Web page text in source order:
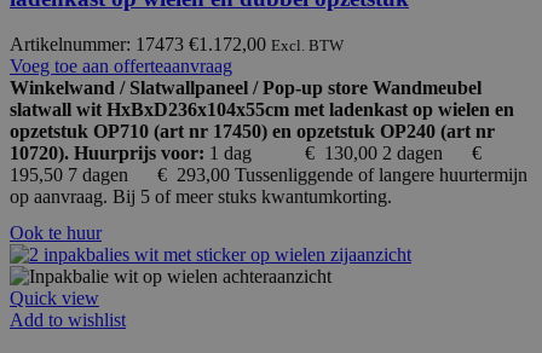
Artikelnummer: 17473 €1.172,00 Excl. BTW
Voeg toe aan offerteaanvraag
Winkelwand / Slatwallpaneel / Pop-up store Wandmeubel
slatwall wit HxBxD236x104x55cm met ladenkast op wielen en
opzetstuk OP710 (art nr 17450) en opzetstuk OP240 (art nr
10720). Huurprijs voor: 1 dag € 130,00 2 dagen €
195,50 7 dagen € 293,00 Tussenliggende of langere huurtermijn
op aanvraag. Bij 5 of meer stuks kwantumkorting.
Ook te huur
Quick view
Add to wishlist